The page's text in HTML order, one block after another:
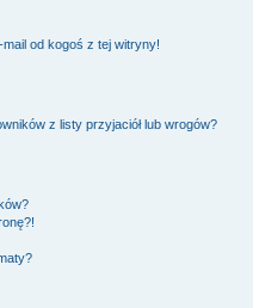
od kogoś z tej witryny!
z listy przyjaciół lub wrogów?